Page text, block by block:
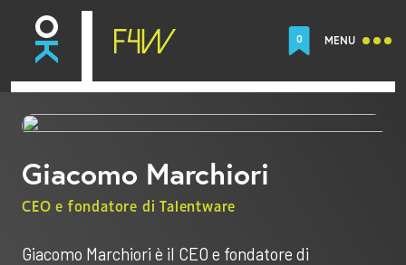
MENU
0
Giacomo Marchiori
CEO e fondatore di Talentware
Giacomo Marchiori è il CEO e fondatore di